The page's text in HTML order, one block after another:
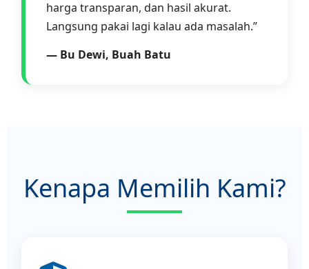
harga transparan, dan hasil akurat.
Langsung pakai lagi kalau ada masalah.”
— Bu Dewi, Buah Batu
Kenapa Memilih Kami?